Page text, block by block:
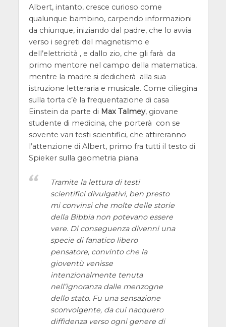
Albert, intanto, cresce curioso come
qualunque bambino, carpendo informazioni
da chiunque, iniziando dal padre, che lo avvia
verso i segreti del magnetismo e
dell’elettricità , e dallo zio, che gli farà da
primo mentore nel campo della matematica,
mentre la madre si dedicherà alla sua
istruzione letteraria e musicale. Come ciliegina
sulla torta c’è la frequentazione di casa
Einstein da parte di Max Talmey, giovane
studente di medicina, che porterà con se
sovente vari testi scientifici, che attireranno
l’attenzione di Albert, primo fra tutti il testo di
Spieker sulla geometria piana.
Tramite la lettura di testi
scientifici divulgativi, ben presto
mi convinsi che molte delle storie
della Bibbia non potevano essere
vere. Di conseguenza divenni una
specie di fanatico libero
pensatore, convinto che la
gioventù venisse
intenzionalmente tenuta
nell’ignoranza dalle menzogne
dello stato. Fu una sensazione
sconvolgente, da cui nacquero
diffidenza verso ogni genere di